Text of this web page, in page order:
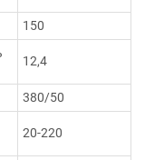
150
12,4
380/50
20-220